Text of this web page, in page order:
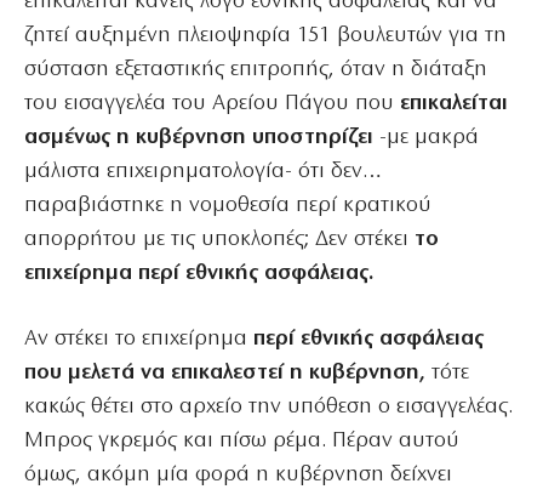
ζητεί αυξημένη πλειοψηφία 151 βουλευτών για τη
σύσταση εξεταστικής επιτροπής, όταν η διάταξη
του εισαγγελέα του Αρείου Πάγου που επικαλείται
ασμένως η κυβέρνηση υποστηρίζει -με μακρά
μάλιστα επιχειρηματολογία- ότι δεν…
παραβιάστηκε η νομοθεσία περί κρατικού
απορρήτου με τις υποκλοπές; Δεν στέκει το
επιχείρημα περί εθνικής ασφάλειας.
Αν στέκει το επιχείρημα περί εθνικής ασφάλειας
που μελετά να επικαλεστεί η κυβέρνηση, τότε
κακώς θέτει στο αρχείο την υπόθεση ο εισαγγελέας.
Μπρος γκρεμός και πίσω ρέμα. Πέραν αυτού
όμως, ακόμη μία φορά η κυβέρνηση δείχνει